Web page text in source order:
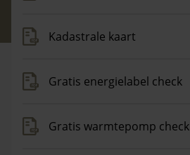
Kadastrale kaart
Gratis energielabel check
Gratis warmtepomp check